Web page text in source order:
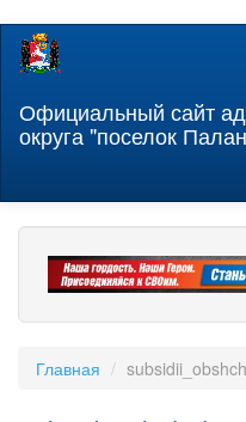
Перейти
содержанию
Официальный сайт
округа "поселок
Главная